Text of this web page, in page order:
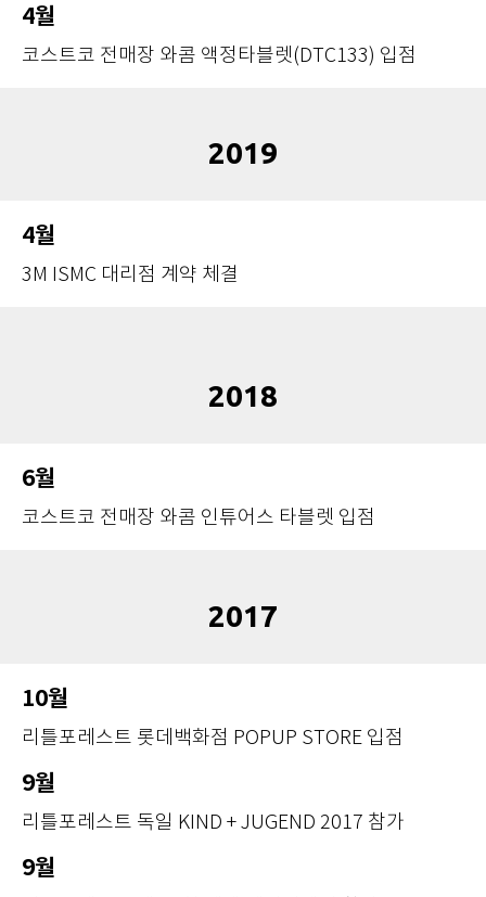
4월
코스트코 전매장 와콤 액정타블렛(DTC133) 입점
2019
4월
3M ISMC 대리점 계약 체결
2018
6월
코스트코 전매장 와콤 인튜어스 타블렛 입점
2017
10월
리틀포레스트 롯데백화점 POPUP STORE 입점
9월
리틀포레스트 독일 KIND + JUGEND 2017 참가
9월